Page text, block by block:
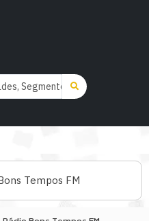
Tempos FM